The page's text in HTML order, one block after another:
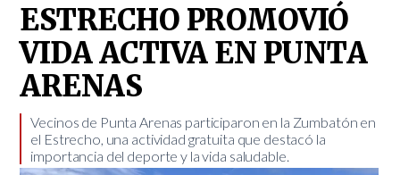
ESTRECHO PROMOVIÓ
VIDA ACTIVA EN PUNTA
ARENAS
​Vecinos de Punta Arenas participaron en la Zumbatón en
el Estrecho, una actividad gratuita que destacó la
importancia del deporte y la vida saludable.